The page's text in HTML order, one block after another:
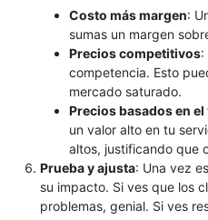
Costo más margen:
sumas un margen
Precios competitivos:
competencia. Esto
mercado saturado.
Precios basados en
un valor alto en tu
altos, justificando que
Prueba y ajusta: Una vez
su impacto. Si ves que los
problemas, genial. Si ves